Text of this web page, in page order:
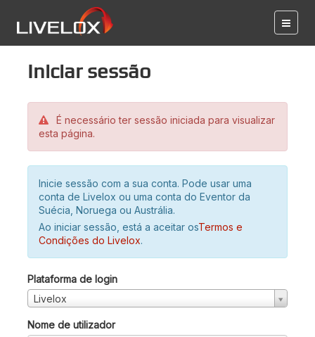
Iniciar sessão
É necessário ter sessão iniciada para visualizar
esta página.
Inicie sessão com a sua conta. Pode usar uma
conta de Livelox ou uma conta do Eventor da
Suécia, Noruega ou Austrália.
Ao iniciar sessão, está a aceitar osTermos e
Condições do Livelox.
Plataforma de login
Livelox
Nome de utilizador